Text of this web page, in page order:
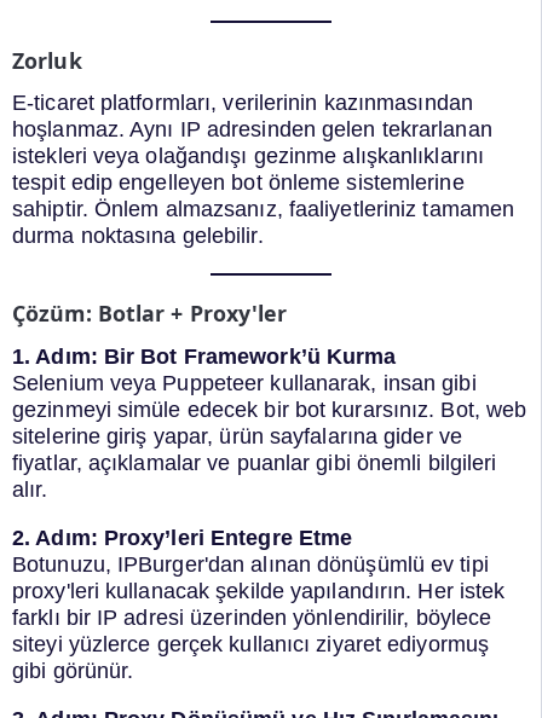
Zorluk
E-ticaret platformları, verilerinin kazınmasından
hoşlanmaz. Aynı IP adresinden gelen tekrarlanan
istekleri veya olağandışı gezinme alışkanlıklarını
tespit edip engelleyen bot önleme sistemlerine
sahiptir. Önlem almazsanız, faaliyetleriniz tamamen
durma noktasına gelebilir.
Çözüm: Botlar + Proxy'ler
1. Adım: Bir Bot Framework’ü Kurma
Selenium veya Puppeteer kullanarak, insan gibi
gezinmeyi simüle edecek bir bot kurarsınız. Bot, web
sitelerine giriş yapar, ürün sayfalarına gider ve
fiyatlar, açıklamalar ve puanlar gibi önemli bilgileri
alır.
2. Adım: Proxy’leri Entegre Etme
Botunuzu, IPBurger'dan alınan dönüşümlü ev tipi
proxy'leri kullanacak şekilde yapılandırın. Her istek
farklı bir IP adresi üzerinden yönlendirilir, böylece
siteyi yüzlerce gerçek kullanıcı ziyaret ediyormuş
gibi görünür.